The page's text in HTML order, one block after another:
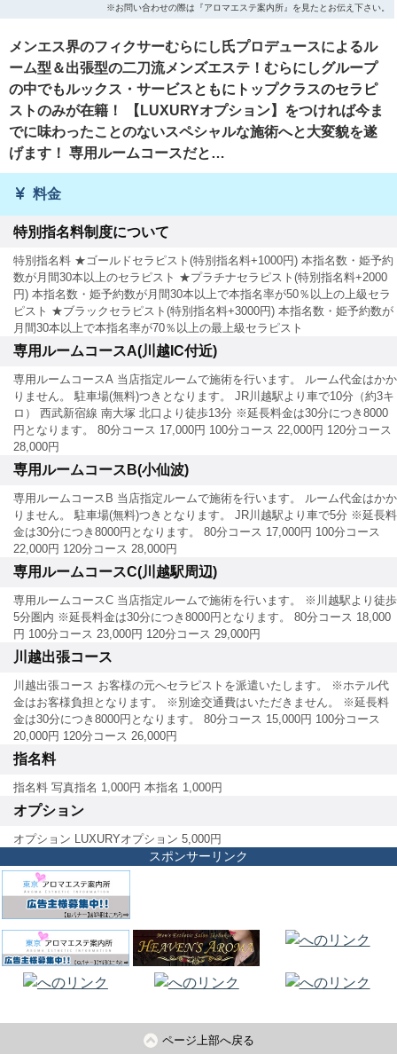
※お問い合わせの際は『アロマエステ案内所』を見たとお伝え下さい。
メンエス界のフィクサーむらにし氏プロデュースによるル
ーム型＆出張型の二刀流メンズエステ！むらにしグループ
の中でもルックス・サービスともにトップクラスのセラピ
ストのみが在籍！ 【LUXURYオプション】をつければ今ま
でに味わったことのないスペシャルな施術へと大変貌を遂
げます！ 専用ルームコースだと…
料金
特別指名料制度について
特別指名料 ★ゴールドセラピスト(特別指名料+1000円) 本指名数・姫予約
数が月間30本以上のセラピスト ★プラチナセラピスト(特別指名料+2000
円) 本指名数・姫予約数が月間30本以上で本指名率が50％以上の上級セラ
ピスト ★ブラックセラピスト(特別指名料+3000円) 本指名数・姫予約数が
月間30本以上で本指名率が70％以上の最上級セラピスト
専用ルームコースA(川越IC付近)
専用ルームコースA 当店指定ルームで施術を行います。 ルーム代金はかか
りません。 駐車場(無料)つきとなります。 JR川越駅より車で10分（約3キ
ロ） 西武新宿線 南大塚 北口より徒歩13分 ※延長料金は30分につき8000
円となります。 80分コース 17,000円 100分コース 22,000円 120分コース
28,000円
専用ルームコースB(小仙波)
専用ルームコースB 当店指定ルームで施術を行います。 ルーム代金はかか
りません。 駐車場(無料)つきとなります。 JR川越駅より車で5分 ※延長料
金は30分につき8000円となります。 80分コース 17,000円 100分コース
22,000円 120分コース 28,000円
専用ルームコースC(川越駅周辺)
専用ルームコースC 当店指定ルームで施術を行います。 ※川越駅より徒歩
5分圏内 ※延長料金は30分につき8000円となります。 80分コース 18,000
円 100分コース 23,000円 120分コース 29,000円
川越出張コース
川越出張コース お客様の元へセラピストを派遣いたします。 ※ホテル代
金はお客様負担となります。 ※別途交通費はいただきません。 ※延長料
金は30分につき8000円となります。 80分コース 15,000円 100分コース
20,000円 120分コース 26,000円
指名料
指名料 写真指名 1,000円 本指名 1,000円
オプション
オプション LUXURYオプション 5,000円
スポンサーリンク
ページ上部へ戻る